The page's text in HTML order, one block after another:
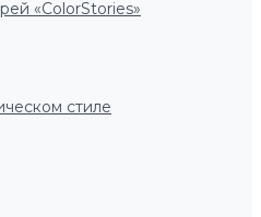
«ColorStories»
стиле